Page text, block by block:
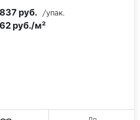
SPC Flooring
руб./м²
руб. /упак.